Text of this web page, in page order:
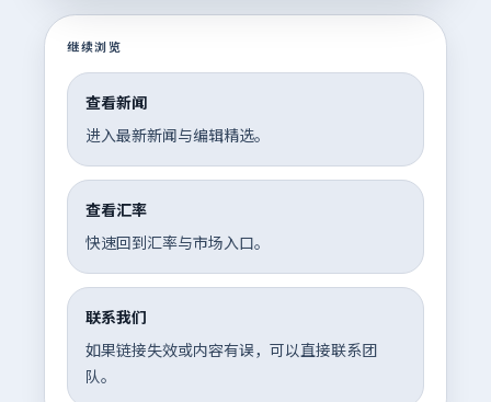
继续浏览
查看新闻
进入最新新闻与编辑精选。
查看汇率
快速回到汇率与市场入口。
联系我们
如果链接失效或内容有误，可以直接联系团
队。